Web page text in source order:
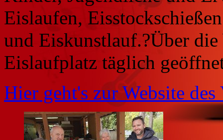
Eislaufen,
und Eiskunstlauf.?Über
Eislaufplatz täglich
Hier geht's zur Website des